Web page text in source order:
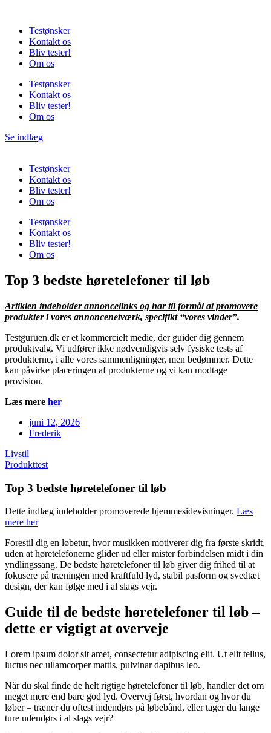
indholdTestønsker
Kontakt os
Bliv tester!
Om os
Testønsker
Kontakt os
Bliv tester!
Om os
Se indlæg
Testønsker
Kontakt os
Bliv tester!
Om os
Testønsker
Kontakt os
Bliv tester!
Om os
Top 3 bedste høretelefoner til løb
Artiklen indeholder annoncelinks og har til formål at promovere
produkter i vores annoncenetværk, specifikt “vores vinder”.
⁦Testguruen.dk⁩ er et kommercielt medie, der guider dig gennem
produktvalg. Vi udfører ikke nødvendigvis selv fysiske tests af
produkterne, i alle vores sammenligninger, men bedømmer. Dette
kan påvirke placeringen af produkterne og vi kan modtage
provision.
Læs mere her
juni 12, 2026
Frederik
Livstil
Produkttest
Top 3 bedste høretelefoner til løb
Dette indlæg indeholder promoverede hjemmesidevisninger. Læs
mere her
Forestil dig en løbetur, hvor musikken motiverer dig fra første skridt,
uden at høretelefonerne glider ud eller mister forbindelsen midt i din
yndlingssang. De bedste høretelefoner til løb giver dig frihed til at
fokusere på træningen med kraftfuld lyd, stabil pasform og svedtæt
design, der kan følge med i al slags vejr.
Guide til de bedste høretelefoner til løb –
dette er vigtigt at overveje
Lorem ipsum dolor sit amet, consectetur adipiscing elit. Ut elit tellus,
luctus nec ullamcorper mattis, pulvinar dapibus leo.
Når du skal finde de helt rigtige høretelefoner til løb, handler det om
meget mere end bare god lyd. Overvej først, hvordan og hvor du
løber – træner du oftest indendørs på løbebånd, eller tager du lange
ture udendørs i al slags vejr?